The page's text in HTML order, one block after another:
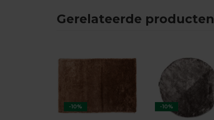
Gerelateerde producten
-10% -10%